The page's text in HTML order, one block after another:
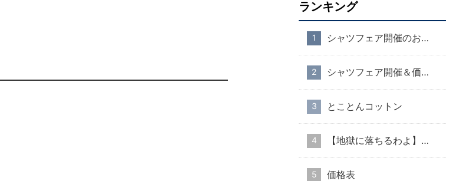
ランキング
シャツフェア開催のお知らせ
シャツフェア開催＆価格改定のお知らせ
とことんコットン
【地獄に落ちるわよ】衣装協力のお知らせ
価格表